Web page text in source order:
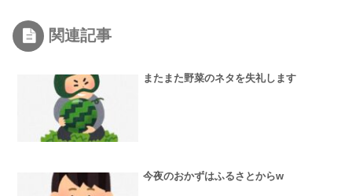
関連記事
またまた野菜のネタを失礼します
今夜のおかずはふるさとからw